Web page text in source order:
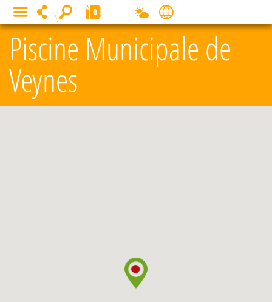
Piscine Municipale de
Veynes
MENU 0
Panneau de gestion des cookies